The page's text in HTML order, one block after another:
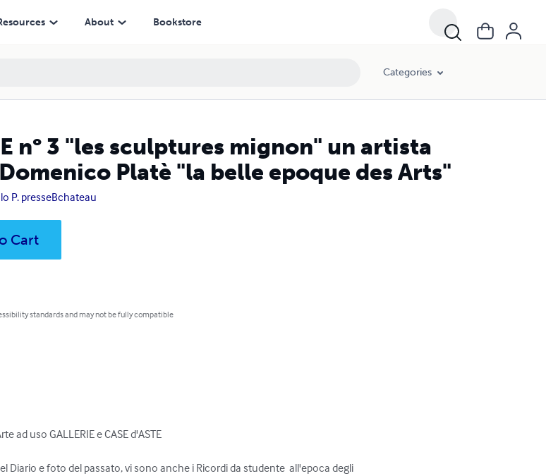
About Bookstore
Categories
n° 3 "les sculptures mignon" un artista
Platè "la belle epoque des Arts"
P. presseBchateau
Cart
standards and may not be fully compatible
uso GALLERIE e CASE d'ASTE
Diario e foto del passato, vi sono anche i Ricordi da studente  all'epoca degli
des Arts"